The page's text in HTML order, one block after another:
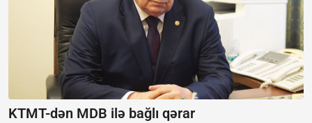
KTMT-dən MDB ilə bağlı qərar